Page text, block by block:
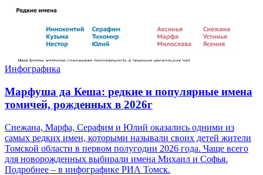
Инфографика
Марфуша да Кеша: редкие и популярные имена
томичей, рожденных в 2026г
Снежана, Марфа, Серафим и Юлий оказались одними из
самых редких имен, которыми называли своих детей жители
Томской области в первом полугодии 2026 года. Чаще всего
для новорожденных выбирали имена Михаил и Софья.
Подробнее – в инфографике РИА Томск.